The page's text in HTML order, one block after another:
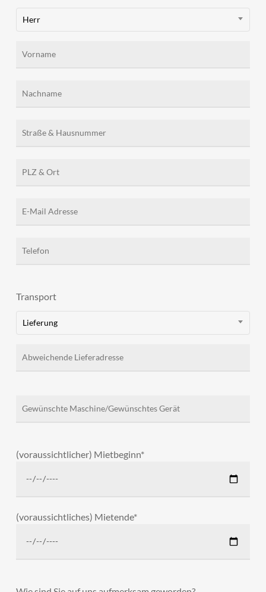
Herr
Transport
Lieferung
(voraussichtlicher) Mietbeginn*
(voraussichtliches) Mietende*